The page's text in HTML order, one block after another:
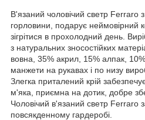
В'язаний чоловічий светр Ferraro
горловини, подарує неймовірний
зігрітися в прохолодний день.
з натуральних зносостійких
вовна, 35% акрил, 15% алпак,
манжети на рукавах і по низу
Злегка приталений крій
м'яка, приємна на дотик, добре
Чоловічий в'язаний светр Ferraro
повсякденному гардеробі.